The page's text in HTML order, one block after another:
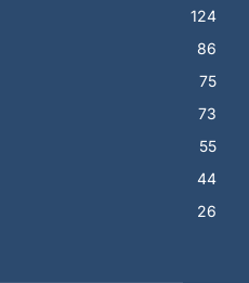
124
86
75
73
55
44
26